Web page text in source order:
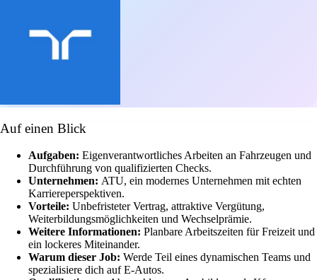
Auf einen Blick
Aufgaben: Eigenverantwortliches Arbeiten an Fahrzeugen und
Durchführung von qualifizierten Checks.
Unternehmen: ATU, ein modernes Unternehmen mit echten
Karriereperspektiven.
Vorteile: Unbefristeter Vertrag, attraktive Vergütung,
Weiterbildungsmöglichkeiten und Wechselprämie.
Weitere Informationen: Planbare Arbeitszeiten für Freizeit und
ein lockeres Miteinander.
Warum dieser Job: Werde Teil eines dynamischen Teams und
spezialisiere dich auf E-Autos.